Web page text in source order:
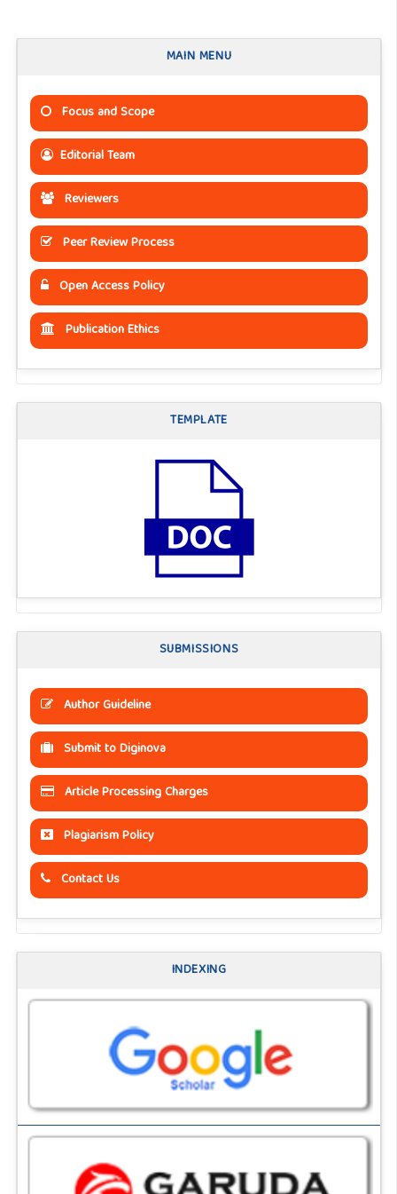
MAIN MENU
Focus and Scope
Editorial Team
Reviewers
Peer Review Process
Open Access Policy
Publication Ethics
TEMPLATE
SUBMISSIONS
Author Guideline
Submit to Diginova
Article Processing Charges
Plagiarism Policy
Contact Us
INDEXING